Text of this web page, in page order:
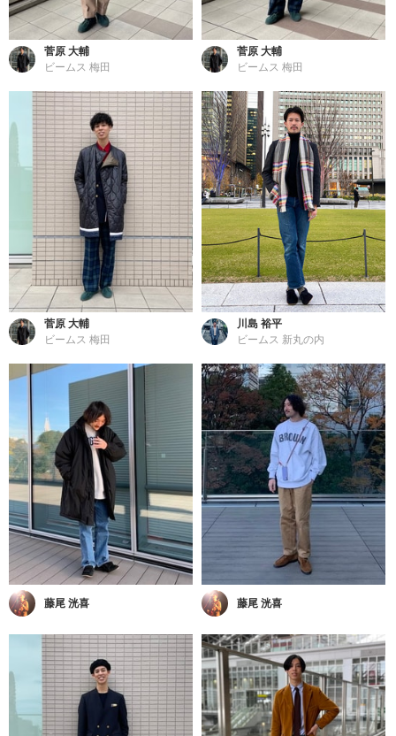
菅原 大輔
ビームス 梅田
菅原 大輔
ビームス 梅田
菅原 大輔
ビームス 梅田
川島 裕平
ビームス 新丸の内
藤尾 洸喜 藤尾 洸喜